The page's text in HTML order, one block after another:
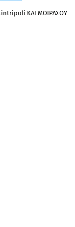
ΚΑΙ ΜΟΙΡΑΣΟΥ